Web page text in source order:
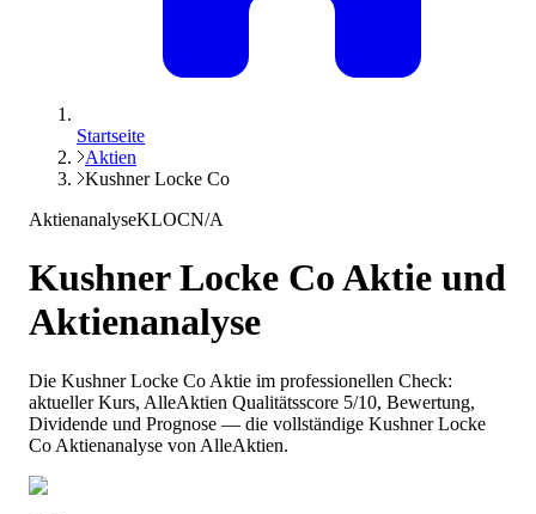
Startseite
Aktien
Kushner Locke Co
AktienanalyseKLOCN/A
Kushner Locke CoAktie und
Aktienanalyse
Die Kushner Locke Co Aktie im professionellen Check:
aktueller Kurs, AlleAktien Qualitätsscore 5/10, Bewertung,
Dividende und Prognose — die vollständige Kushner Locke
Co Aktienanalyse von AlleAktien.